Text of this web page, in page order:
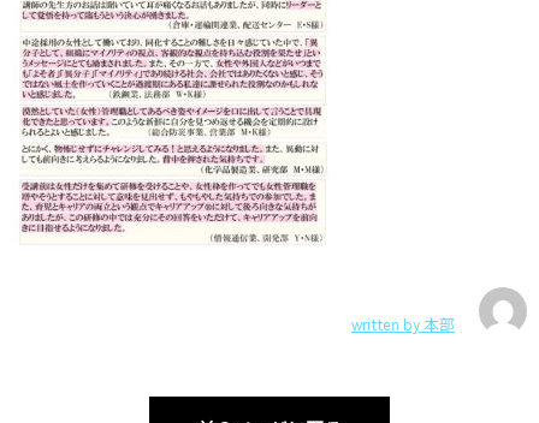
written by 本部